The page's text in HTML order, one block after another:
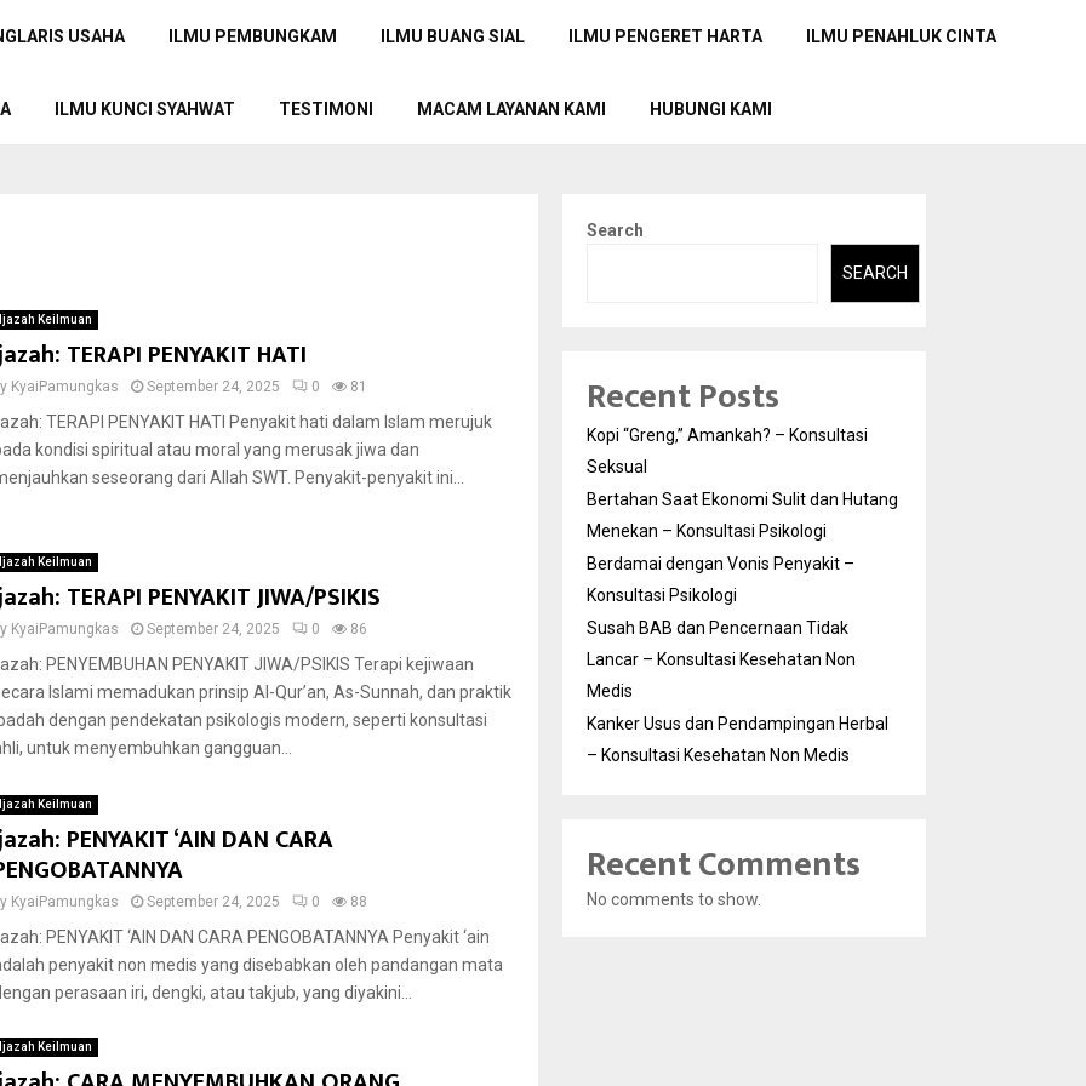
USAHA ILMU PEMBUNGKAM ILMU BUANG SIAL ILMU PENGERET HARTA ILMU PENAHLUK CINTA
ILMU KUNCI SYAHWAT TESTIMONI MACAM LAYANAN KAMI HUBUNGI KAMI
Ijazah Keilmuan
TERAPI PENYAKIT HATI
KyaiPamungkas September 24, 2025 0 81
TERAPI PENYAKIT HATI Penyakit hati dalam Islam merujuk
kondisi spiritual atau moral yang merusak jiwa dan
seseorang dari Allah SWT. Penyakit-penyakit ini...
Ijazah Keilmuan
TERAPI PENYAKIT JIWA/PSIKIS
KyaiPamungkas September 24, 2025 0 86
PENYEMBUHAN PENYAKIT JIWA/PSIKIS Terapi kejiwaan
Islami memadukan prinsip Al-Qur’an, As-Sunnah, dan praktik
dengan pendekatan psikologis modern, seperti konsultasi
untuk menyembuhkan gangguan...
Ijazah Keilmuan
PENYAKIT ‘AIN DAN CARA
KyaiPamungkas September 24, 2025 0 88
PENYAKIT ‘AIN DAN CARA PENGOBATANNYA Penyakit ‘ain
penyakit non medis yang disebabkan oleh pandangan mata
perasaan iri, dengki, atau takjub, yang diyakini...
Ijazah Keilmuan
Search
SEARCH
Recent Posts
Kopi “Greng,” Amankah? – Konsultasi
Seksual
Bertahan Saat Ekonomi Sulit dan Hutang
Menekan – Konsultasi Psikologi
Berdamai dengan Vonis Penyakit –
Konsultasi Psikologi
Susah BAB dan Pencernaan Tidak
Lancar – Konsultasi Kesehatan Non
Medis
Kanker Usus dan Pendampingan Herbal
– Konsultasi Kesehatan Non Medis
Recent Comments
No comments to show.